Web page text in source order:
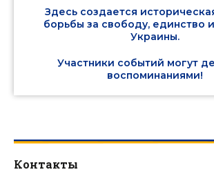
Здесь создается
борьбы за свободу, единство
Украины.
Участники событий могут
воспоминаниями!
Контакты